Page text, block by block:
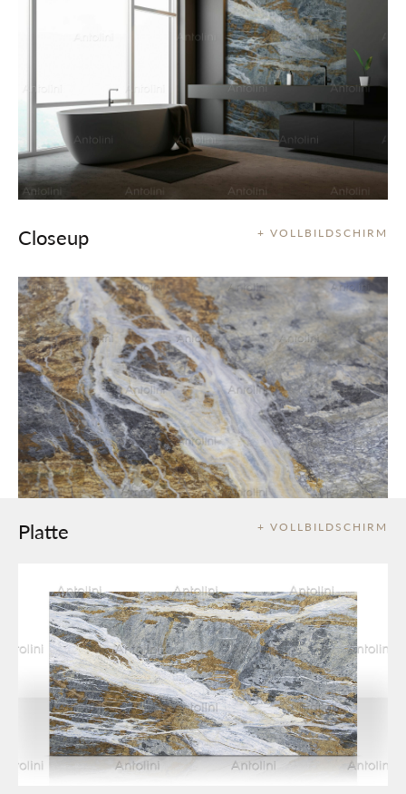
+ VOLLBILDSCHIRM
Closeup
+ VOLLBILDSCHIRM
Platte